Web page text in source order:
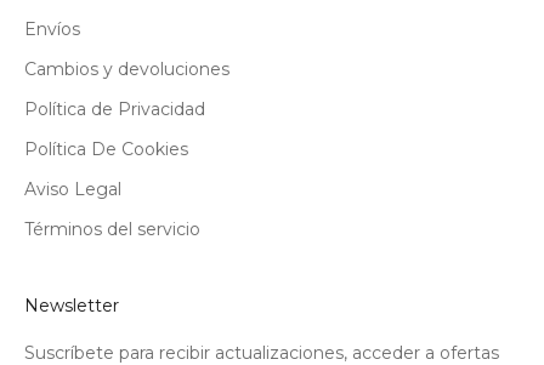
Envíos
Cambios y devoluciones
Política de Privacidad
Política De Cookies
Aviso Legal
Términos del servicio
Newsletter
Suscríbete para recibir actualizaciones, acceder a ofertas